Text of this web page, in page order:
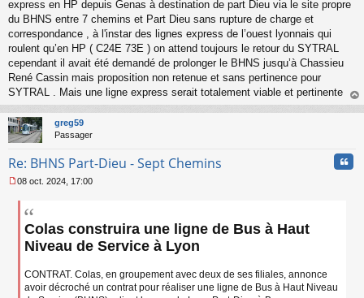
s
s
g
e
n
o
n
u
express en HP depuis Genas à destination de part Dieu via le site propre
du BHNS entre 7 chemins et Part Dieu sans rupture de charge et
correspondance , à l'instar des lignes express de l’ouest lyonnais qui
roulent qu’en HP ( C24E 73E ) on attend toujours le retour du SYTRAL
cependant il avait été demandé de prolonger le BHNS jusqu’à Chassieu
René Cassin mais proposition non retenue et sans pertinence pour
SYTRAL . Mais une ligne express serait totalement viable et pertinente
au
greg59
Passager
Re: BHNS Part-Dieu - Sept Chemins
e
08 oct. 2024, 17:00
Colas construira une ligne de Bus à Haut
Niveau de Service à Lyon
CONTRAT. Colas, en groupement avec deux de ses filiales, annonce
avoir décroché un contrat pour réaliser une ligne de Bus à Haut Niveau